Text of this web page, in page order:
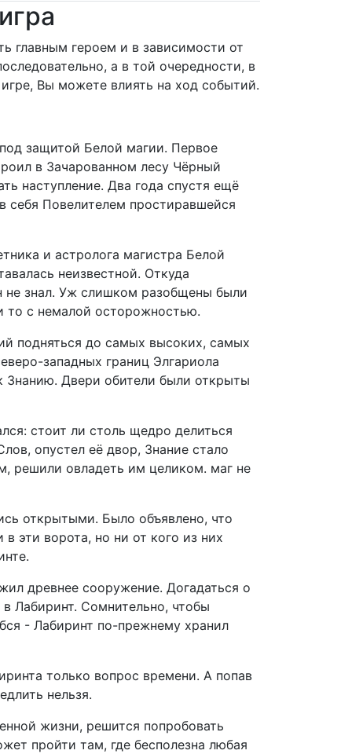
главным героем и в зависимости от
а в той очередности, в
Вы можете влиять на ход событий.
защитой Белой магии. Первое
в Зачарованном лесу Чёрный
наступление. Два года спустя ещё
себя Повелителем простиравшейся
и астролога магистра Белой
неизвестной. Откуда
не знал. Уж слишком разобщены были
то с немалой осторожностью.
подняться до самых высоких, самых
западных границ Элгариола
Знанию. Двери обители были открыты
стоит ли столь щедро делиться
опустел её двор, Знание стало
решили овладеть им целиком. маг не
открытыми. Было объявлено, что
эти ворота, но ни от кого из них
древнее сооружение. Догадаться о
Лабиринт. Сомнительно, чтобы
- Лабиринт по-прежнему хранил
только вопрос времени. А попав
нельзя.
жизни, решится попробовать
пройти там, где бесполезна любая